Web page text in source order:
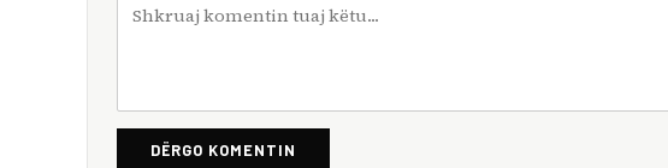
DËRGO KOMENTIN